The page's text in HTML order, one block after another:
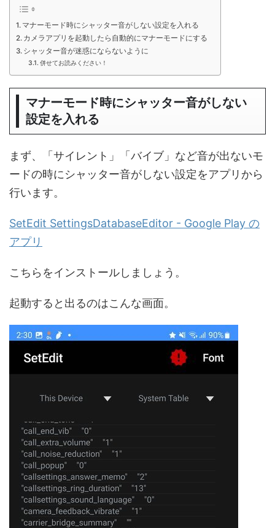
マナーモード時にシャッター音がしない設定を入れる
カメラアプリを起動したら自動的にマナーモードにする
シャッター音が迷惑にならないように
併せてお読みください！
マナーモード時にシャッター音がしない
設定を入れる
まず、「サイレント」「バイブ」など音が出ないモ
ードの時にシャッター音がしない設定をアプリから
行います。
SetEdit SettingsDatabaseEditor - Google Play の
アプリ
こちらをインストールしましょう。
起動すると出るのはこんな画面。